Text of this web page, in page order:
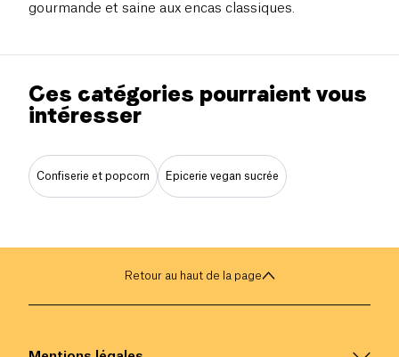
gourmande et saine aux encas classiques.
Ces catégories pourraient vous
intéresser
Confiserie et popcorn Epicerie vegan sucrée
Retour au haut de la page